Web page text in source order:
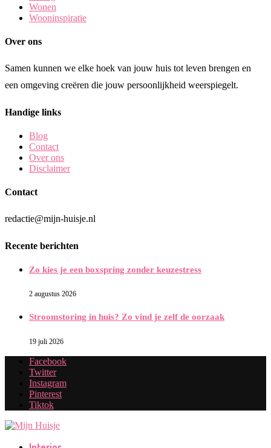
Wonen
Wooninspiratie
Over ons
Samen kunnen we elke hoek van jouw huis tot leven brengen en
een omgeving creëren die jouw persoonlijkheid weerspiegelt.
Handige links
Blog
Contact
Over ons
Disclaimer
Contact
redactie@mijn-huisje.nl
Recente berichten
Zo kies je een boxspring zonder keuzestress
2 augustus 2026
Stroomstoring in huis? Zo vind je zelf de oorzaak
19 juli 2026
Facebook
Twitter
Instagram
Pinterest
Tiktok